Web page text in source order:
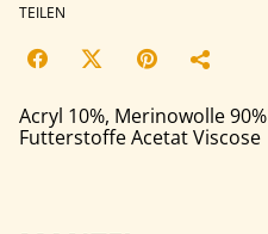
TEILEN
Acryl 10%, Merinowolle 90%
Futterstoffe Acetat Viscose